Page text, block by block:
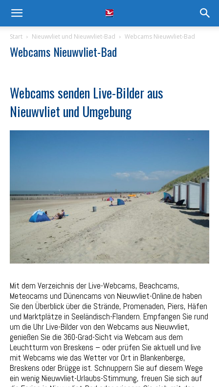
Start Nieuwvliet und Nieuwvliet-Bad Webcams Nieuwvliet-Bad
Webcams Nieuwvliet-Bad
Webcams senden Live-Bilder aus
Nieuwvliet und Umgebung
Mit dem Verzeichnis der Live-Webcams, Beachcams,
Meteocams und Dünencams von Nieuwvliet-Online.de haben
Sie den Überblick über die Strände, Promenaden, Piers, Häfen
und Marktplätze in Seeländisch-Flandern. Empfangen Sie rund
um die Uhr Live-Bilder von den Webcams aus Nieuwvliet,
genießen Sie die 360-Grad-Sicht via Webcam aus dem
Leuchtturm von Breskens – oder prüfen Sie aktuell und live
mit Webcams wie das Wetter vor Ort in Blankenberge,
Breskens oder Brügge ist. Schnuppern Sie auf diesem Wege
ein wenig Nieuwvliet-Urlaubs-Stimmung, freuen Sie sich auf